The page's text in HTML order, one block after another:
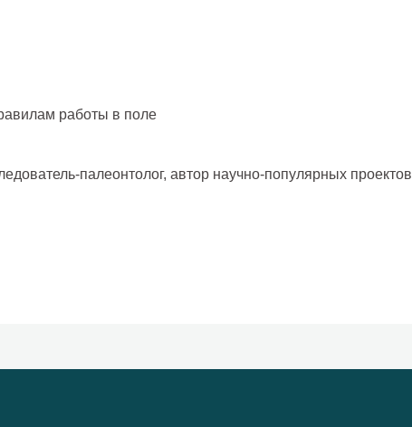
работы в поле
палеонтолог, автор научно-популярных проектов